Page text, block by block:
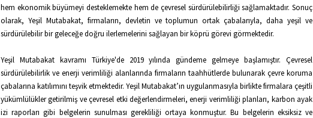
hem ekonomik büyümeyi desteklemekte hem de çevresel sürdürülebilirliği sağlamaktadır. Sonuç
olarak, Yeşil Mutabakat, firmaların, devletin ve toplumun ortak çabalarıyla, daha yeşil ve
sürdürülebilir bir geleceğe doğru ilerlemelerini sağlayan bir köprü görevi görmektedir.
Yeşil Mutabakat kavramı Türkiye'de 2019 yılında gündeme gelmeye başlamıştır. Çevresel
sürdürülebilirlik ve enerji verimliliği alanlarında firmaların taahhütlerde bulunarak çevre koruma
çabalarına katılımını teşvik etmektedir. Yeşil Mutabakat’ın uygulanmasıyla birlikte firmalara çeşitli
yükümlülükler getirilmiş ve çevresel etki değerlendirmeleri, enerji verimliliği planları, karbon ayak
izi raporları gibi belgelerin sunulması gerekliliği ortaya konmuştur. Bu belgelerin eksiksiz ve